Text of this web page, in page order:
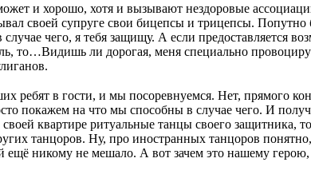
и хорошо, хотя и вызывают нездоровые
своей супруге свои бицепсы и трицепсы. Попутно
чего, я тебя защищу. А если предоставляется
то…Видишь ли дорогая, меня специально
ребят в гости, и мы посоревнуемся. Нет, прямого
покажем на что мы способны в случае чего. И
квартире ритуальные танцы своего защитника,
танцоров. Ну, про иностранных танцоров
ещё никому не мешало. А вот зачем это нашему